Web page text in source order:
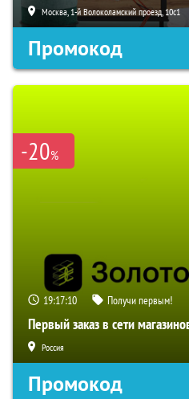
Москва, 1-й Волоколамский проезд, 10с1
Промокод
-20%
19:17:09 Получи первым!
Первый заказ в сети
Россия
Промокод